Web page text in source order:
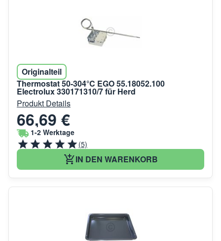
Originalteil
Thermostat 50-304°C EGO 55.18052.100
Electrolux 330171310/7 für Herd
Produkt Details
66,69 €
1-2 Werktage
(5)
IN DEN WARENKORB